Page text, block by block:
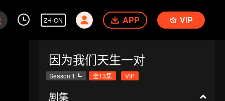
ZH-CN APP VIP
因为我们天生一对
Season 1 全13集 VIP
剧集